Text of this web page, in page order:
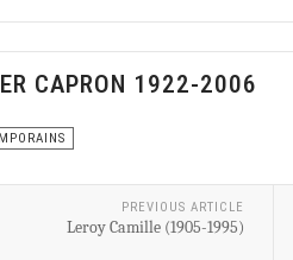
CAPRON 1922-2006
PREVIOUS ARTICLE
Leroy Camille (1905-1995)